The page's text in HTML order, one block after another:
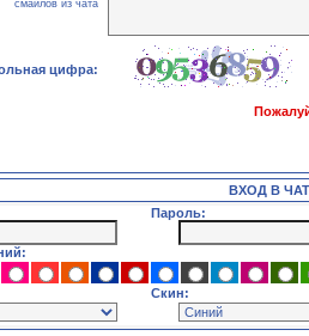
смайлов из чата
цифра:
ВХОД В ЧАТ
Пароль:
Скин: